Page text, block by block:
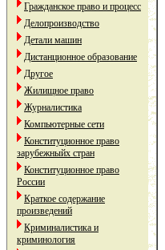
Гражданское право и процесс
Делопроизводство
Детали машин
Дистанционное образование
Другое
Жилищное право
Журналистика
Компьютерные сети
Конституционное право
зарубежныйх стран
Конституционное право
России
Краткое содержание
произведений
Криминалистика и
криминология